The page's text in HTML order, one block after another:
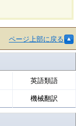
ページ上部に戻る
英語類語
機械翻訳